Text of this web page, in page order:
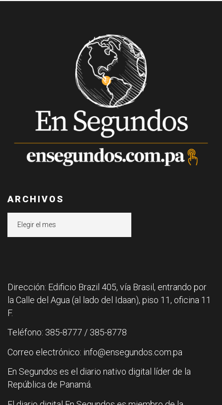
ARCHIVOS
Dirección: Edificio Brazil 405, vía Brasil, entrando por
la Calle del Agua (al lado del Idaan), piso 11, oficina 11
F.
Teléfono: 385-8777 / 385-8778
Correo electrónico: info@ensegundos.com.pa
En Segundos es el diario nativo digital líder de la
República de Panamá.